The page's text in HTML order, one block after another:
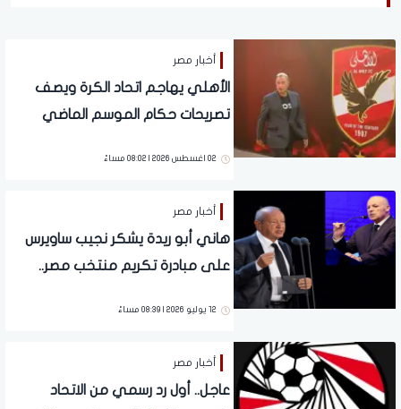
أخبار مصر
الأهلي يهاجم اتحاد الكرة ويصف
تصريحات حكام الموسم الماضي
02 اغسطس 2026 | 08:02 مساءً
أخبار مصر
هاني أبو ريدة يشكر نجيب ساويرس
على مبادرة تكريم منتخب مصر..
على مواصلة الإنجازات
12 يوليو 2026 | 08:39 مساءً
أخبار مصر
عاجل.. أول رد رسمي من الاتحاد